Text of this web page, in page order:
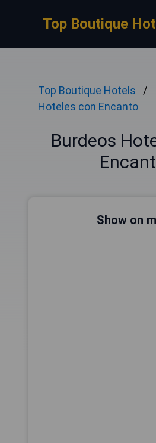
Top Boutique
Top Boutique Hotels
Hoteles con Encanto
Burdeos
Show on